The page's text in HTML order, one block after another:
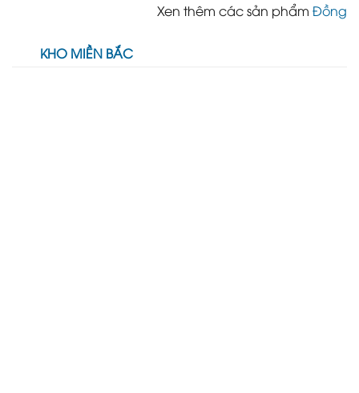
Xen thêm các sản phẩm Đồng
KHO MIỀN BẮC